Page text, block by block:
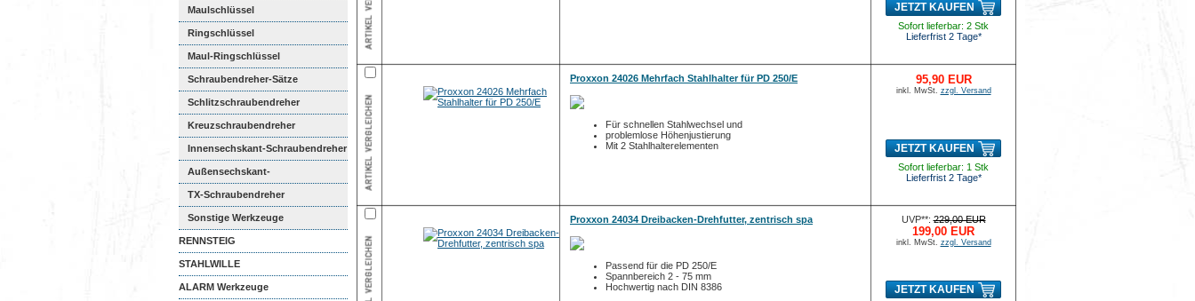
Maulschlüssel
Ringschlüssel
Maul-Ringschlüssel
Schraubendreher-Sätze
Schlitzschraubendreher
Kreuzschraubendreher
Innensechskant-Schraubendreher
Außensechskant-
Schraubendreher
TX-Schraubendreher
Sonstige Werkzeuge
RENNSTEIG
STAHLWILLE
ALARM Werkzeuge
JETZT KAUFEN
Sofort lieferbar: 2 Stk
Lieferfrist 2 Tage*
Proxxon 24026 Mehrfach Stahlhalter für PD 250/E
Für schnellen Stahlwechsel und
problemlose Höhenjustierung
Mit 2 Stahlhalterelementen
95,90 EUR
inkl. MwSt. zzgl. Versand
JETZT KAUFEN
Sofort lieferbar: 1 Stk
Lieferfrist 2 Tage*
Proxxon 24034 Dreibacken-Drehfutter, zentrisch spa
Passend für die PD 250/E
Spannbereich 2 - 75 mm
Hochwertig nach DIN 8386
UVP**:229,00 EUR
199,00 EUR
inkl. MwSt. zzgl. Versand
JETZT KAUFEN